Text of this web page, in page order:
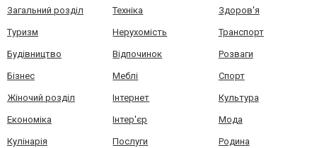
Загальний розділ Техніка Здоров'я
Туризм Нерухомість Транспорт
Будівництво Відпочинок Розваги
Бізнес Меблі Спорт
Жіночий розділ Інтернет Культура
Економіка Інтер'єр Мода
Кулінарія Послуги Родина